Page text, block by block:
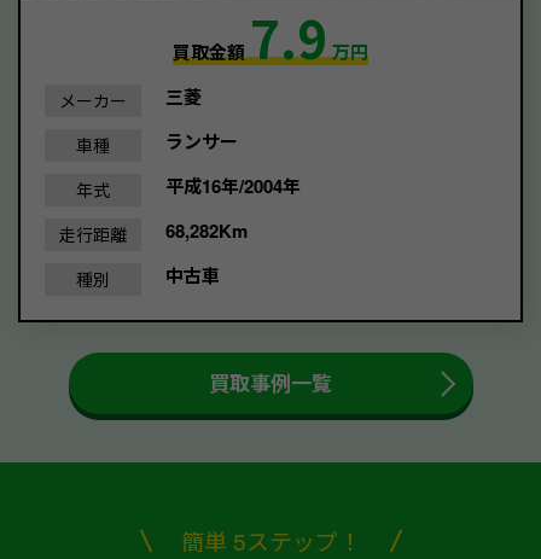
買取金額7.9万円
メーカー 三菱
車種 ランサー
年式 平成16年/2004年
走行距離 68,282Km
種別 中古車
買取事例一覧
簡単 5ステップ！